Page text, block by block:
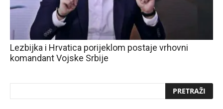
Lezbijka i Hrvatica porijeklom postaje vrhovni
komandant Vojske Srbije